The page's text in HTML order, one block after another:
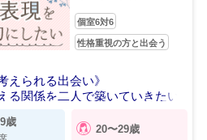
個室6対6
性格重視の方と出会う
えられる出会い》
る関係を二人で築いていきたい
歳
20〜29歳